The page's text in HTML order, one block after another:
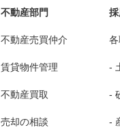
不動産部門
不動産売買仲介
賃貸物件管理
不動産買取
売却の相談
-
-
-